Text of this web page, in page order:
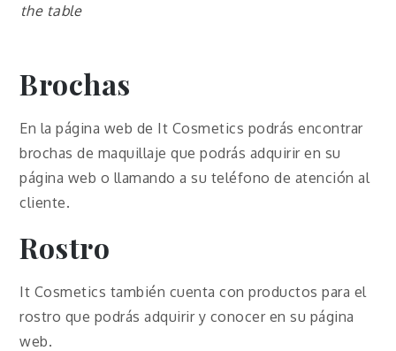
the table
Brochas
En la página web de It Cosmetics podrás encontrar
brochas de maquillaje que podrás adquirir en su
página web o llamando a su teléfono de atención al
cliente.
Rostro
It Cosmetics también cuenta con productos para el
rostro que podrás adquirir y conocer en su página
web.